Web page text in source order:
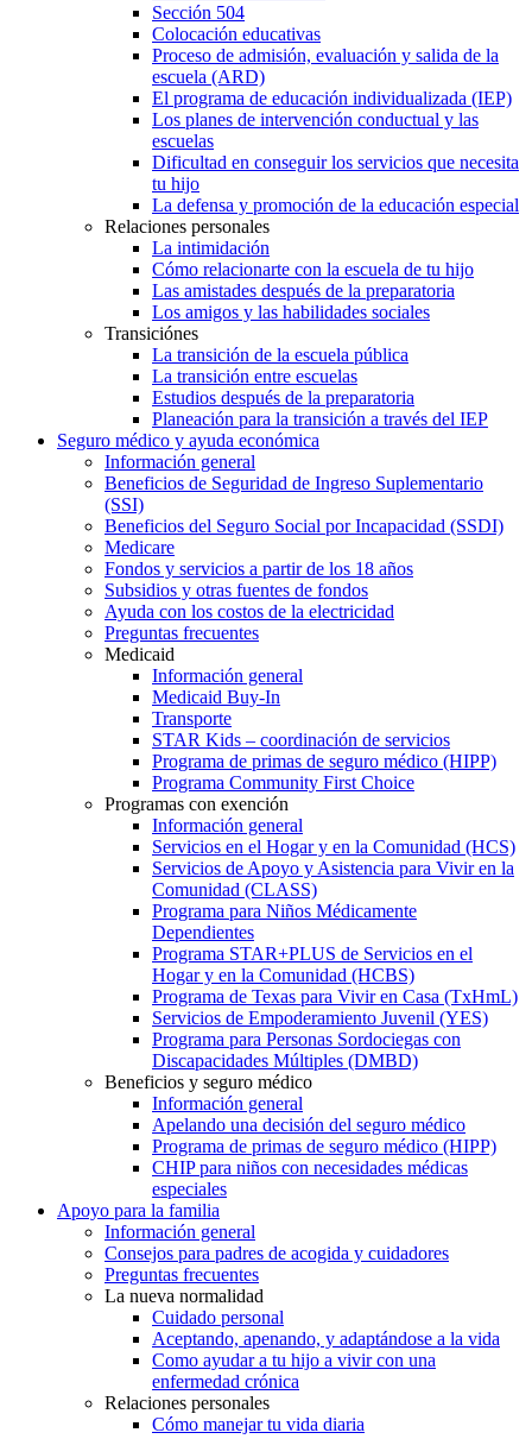
Sección 504
Colocación educativas
Proceso de admisión, evaluación y salida de la
escuela (ARD)
El programa de educación individualizada (IEP)
Los planes de intervención conductual y las
escuelas
Dificultad en conseguir los servicios que necesita
tu hijo
La defensa y promoción de la educación especial
Relaciones personales
La intimidación
Cómo relacionarte con la escuela de tu hijo
Las amistades después de la preparatoria
Los amigos y las habilidades sociales
Transiciónes
La transición de la escuela pública
La transición entre escuelas
Estudios después de la preparatoria
Planeación para la transición a través del IEP
Seguro médico y ayuda económica
Información general
Beneficios de Seguridad de Ingreso Suplementario
(SSI)
Beneficios del Seguro Social por Incapacidad (SSDI)
Medicare
Fondos y servicios a partir de los 18 años
Subsidios y otras fuentes de fondos
Ayuda con los costos de la electricidad
Preguntas frecuentes
Medicaid
Información general
Medicaid Buy-In
Transporte
STAR Kids – coordinación de servicios
Programa de primas de seguro médico (HIPP)
Programa Community First Choice
Programas con exención
Información general
Servicios en el Hogar y en la Comunidad (HCS)
Servicios de Apoyo y Asistencia para Vivir en la
Comunidad (CLASS)
Programa para Niños Médicamente
Dependientes
Programa STAR+PLUS de Servicios en el
Hogar y en la Comunidad (HCBS)
Programa de Texas para Vivir en Casa (TxHmL)
Servicios de Empoderamiento Juvenil (YES)
Programa para Personas Sordociegas con
Discapacidades Múltiples (DMBD)
Beneficios y seguro médico
Información general
Apelando una decisión del seguro médico
Programa de primas de seguro médico (HIPP)
CHIP para niños con necesidades médicas
especiales
Apoyo para la familia
Información general
Consejos para padres de acogida y cuidadores
Preguntas frecuentes
La nueva normalidad
Cuidado personal
Aceptando, apenando, y adaptándose a la vida
Como ayudar a tu hijo a vivir con una
enfermedad crónica
Relaciones personales
Cómo manejar tu vida diaria